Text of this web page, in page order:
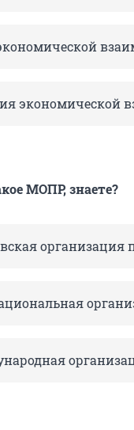
экономической
МОПР, знаете?